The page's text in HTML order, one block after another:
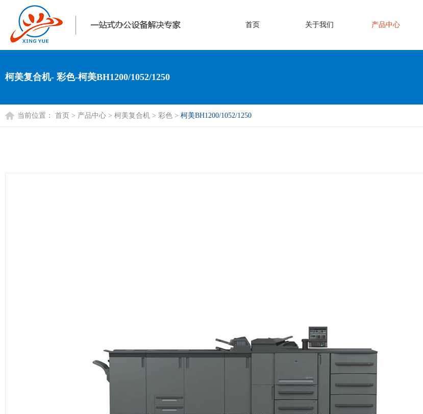
首页 关于我们 产品中心
柯美复合机- 彩色-柯美BH1200/1052/1250
当前位置： 首页 > 产品中心 > 柯美复合机 > 彩色 > 柯美BH1200/1052/1250